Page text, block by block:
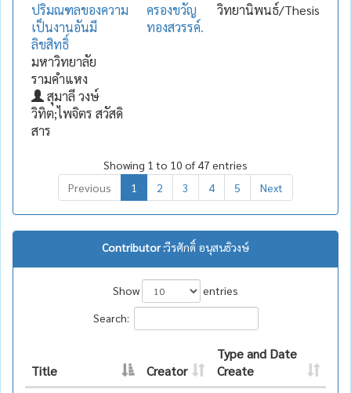
ปริมณฑลของความ
เป็นงานอันมี
ลิขสิทธิ์
มหาวิทยาลัย
รามคำแหง
สุมาลี วงษ์
วิทิต;ไพจิตร สวัสดิ
สาร
ครองขวัญ
ทองสวรรค์.
วิทยานิพนธ์/Thesis
Showing 1 to 10 of 47 entries
Previous
1 2 3 4 5 Next
Contributor :วีรศักดิ์ อนุสนธิวงษ์
Show
entries
Search:
Title Creator
Type and Date
Create